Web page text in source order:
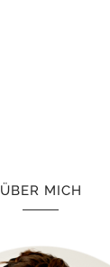
ÜBER MICH